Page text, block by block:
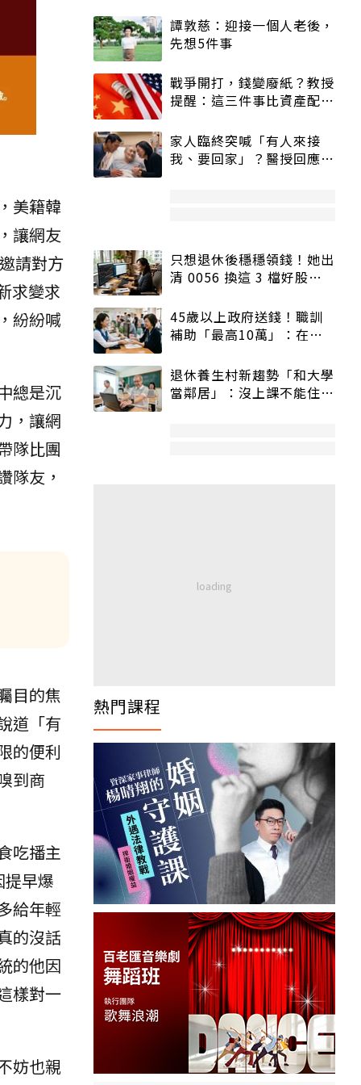
美籍韓
讓網友
請對方
求變求
紛紛喊
總是沉
，讓網
隊比團
隊友，
目的焦
道「有
的便利
到商
吃播主
早爆
給年輕
的沒話
的他因
樣對一
妨也親
譚敦慈：迎接一個人老後，
先想5件事
戰爭開打，錢變廢紙？教授
提醒：這三件事比資產配置
家人臨終突喊「有人來接
我、要回家」？醫授回應方
只想退休後穩穩領錢！她出
清 0056 換這 3 檔好股：
45歲以上政府送錢！職訓
補助「最高10萬」：在
退休養生村新趨勢「和大學
當鄰居」：沒上課不能住、
熱門課程